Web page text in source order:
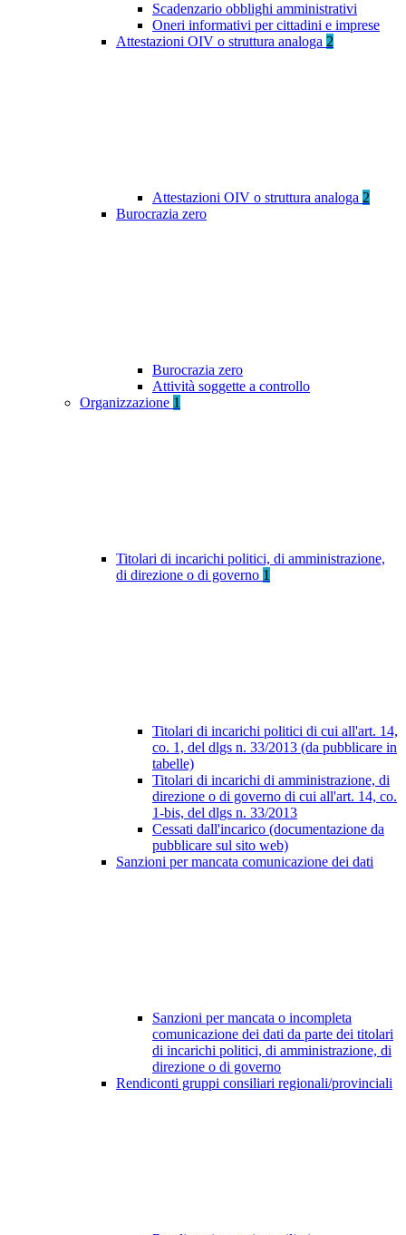
Scadenzario obblighi amministrativi
Oneri informativi per cittadini e imprese
Attestazioni OIV o struttura analoga 2
Attestazioni OIV o struttura analoga 2
Burocrazia zero
Burocrazia zero
Attività soggette a controllo
Organizzazione 1
Titolari di incarichi politici, di amministrazione,
di direzione o di governo 1
Titolari di incarichi politici di cui all'art. 14,
co. 1, del dlgs n. 33/2013 (da pubblicare in
tabelle)
Titolari di incarichi di amministrazione, di
direzione o di governo di cui all'art. 14, co.
1-bis, del dlgs n. 33/2013
Cessati dall'incarico (documentazione da
pubblicare sul sito web)
Sanzioni per mancata comunicazione dei dati
Sanzioni per mancata o incompleta
comunicazione dei dati da parte dei titolari
di incarichi politici, di amministrazione, di
direzione o di governo
Rendiconti gruppi consiliari regionali/provinciali